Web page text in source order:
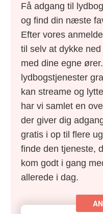
Få adgang til
og find din næste
Efter vores
til selv at dykke
med dine egne
lydbogstjenester
kan streame og
har vi samlet en
der giver dig
gratis i op til flere
finde den tjeneste,
kom godt i gang
allerede i dag.